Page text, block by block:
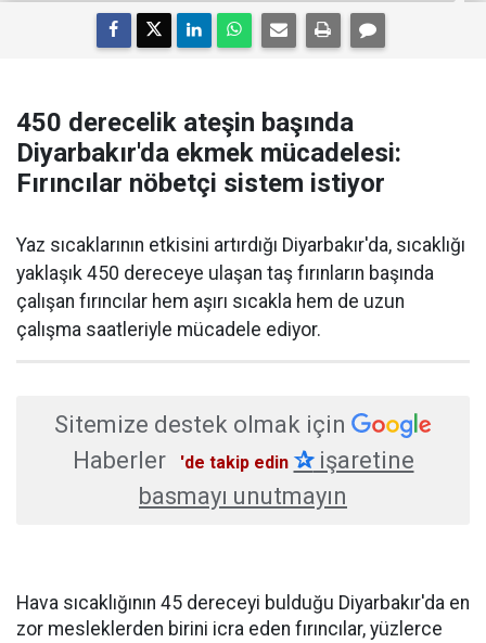
450 derecelik ateşin başında
Diyarbakır'da ekmek mücadelesi:
Fırıncılar nöbetçi sistem istiyor
Yaz sıcaklarının etkisini artırdığı Diyarbakır'da, sıcaklığı
yaklaşık 450 dereceye ulaşan taş fırınların başında
çalışan fırıncılar hem aşırı sıcakla hem de uzun
çalışma saatleriyle mücadele ediyor.
Sitemize destek olmak için
Haberler
'de takip edin ✰işaretine
basmayı unutmayın
Hava sıcaklığının 45 dereceyi bulduğu Diyarbakır'da en
zor mesleklerden birini icra eden fırıncılar, yüzlerce